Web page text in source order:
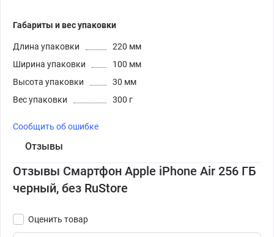
Габариты и вес упаковки
Длина упаковки
220 мм
Ширина упаковки
100 мм
Высота упаковки
30 мм
Вес упаковки
300 г
Сообщить об ошибке
Отзывы
Отзывы Смартфон Apple iPhone Air 256 ГБ
черный, без RuStore
Оценить товар